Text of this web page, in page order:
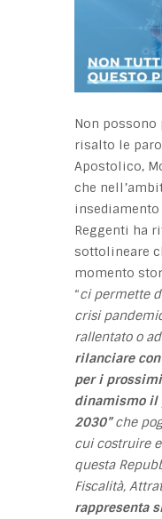
Non possono
risalto le
Apostolico,
che
insediamento
Reggenti ha
sottolineare
momento
“ci permette
crisi
rallentato o
rilanciare
per i
dinamismo il
2030”che
cui costruire
questa
Fiscalità,
rappresenta